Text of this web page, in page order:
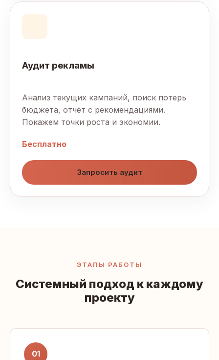
Аудит рекламы
Анализ текущих кампаний, поиск потерь
бюджета, отчёт с рекомендациями.
Покажем точки роста и экономии.
Бесплатно
Запросить аудит
ЭТАПЫ РАБОТЫ
Системный подход к каждому
проекту
01